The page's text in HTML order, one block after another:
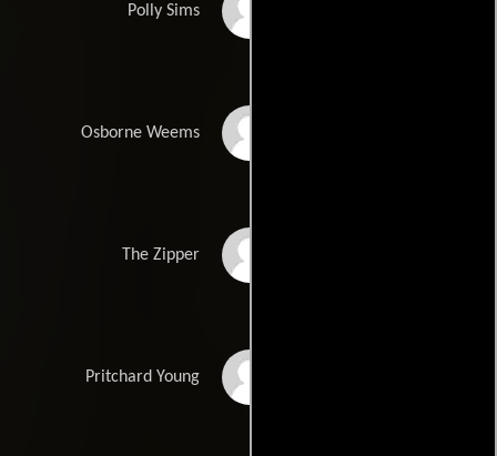
Polly Sims
Osborne Weems
The Zipper
Pritchard Young